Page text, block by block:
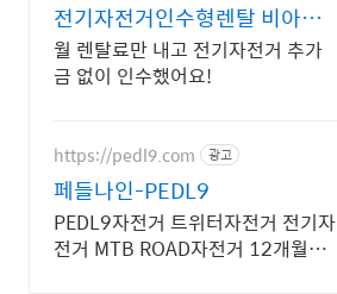
전기자전거인수형렌탈 비아지
오 추가금0원, 출퇴근자전거마
련
월 렌탈료만 내고 전기자전거 추가
금 없이 인수했어요!
https://pedl9.com 광고
페들나인-PEDL9
PEDL9자전거 트위터자전거 전기자
전거 MTB ROAD자전거 12개월무